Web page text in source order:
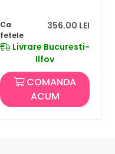
356.00 LEI
Ca
fetele
Livrare Bucuresti-
Ilfov
COMANDA
ACUM